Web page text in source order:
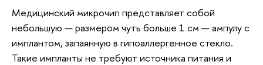
Медицинский микрочип представляет собой
небольшую — размером чуть больше 1 см — ампулу с
имплантом, запаянную в гипоаллергенное стекло.
Такие импланты не требуют источника питания и